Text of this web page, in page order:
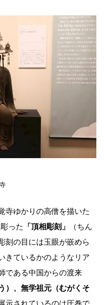
寺ゆかりの高僧を描いた
った
「頂相彫刻」
（ちん
刻の目には玉眼が嵌めら
きているかのようなリア
である中国からの渡来
）、無学祖元（むがくそ
示されているのは圧巻で